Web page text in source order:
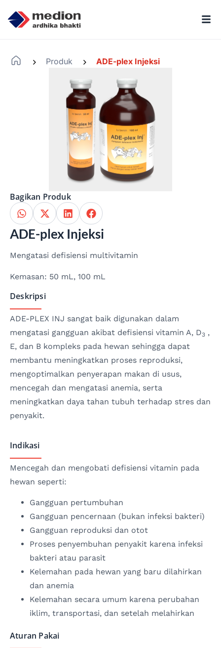
Produk ADE-plex Injeksi
Bagikan Produk
ADE-plex Injeksi
Mengatasi defisiensi multivitamin
Kemasan: 50 mL, 100 mL
Deskripsi
ADE-PLEX INJ sangat baik digunakan dalam
mengatasi gangguan akibat defisiensi vitamin A, D3 ,
E, dan B kompleks pada hewan sehingga dapat
membantu meningkatkan proses reproduksi,
mengoptimalkan penyerapan makan di usus,
mencegah dan mengatasi anemia, serta
meningkatkan daya tahan tubuh terhadap stres dan
penyakit.
Indikasi
Mencegah dan mengobati defisiensi vitamin pada
hewan seperti:
Gangguan pertumbuhan
Gangguan pencernaan (bukan infeksi bakteri)
Gangguan reproduksi dan otot
Proses penyembuhan penyakit karena infeksi
bakteri atau parasit
Kelemahan pada hewan yang baru dilahirkan
dan anemia
Kelemahan secara umum karena perubahan
iklim, transportasi, dan setelah melahirkan
Aturan Pakai